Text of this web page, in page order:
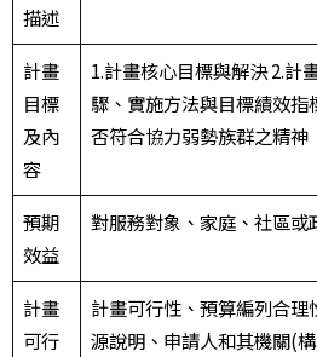
描述
計畫
目標
及內
容
1.計畫核心目標與解決 2.計
驟、實施方法與目標績效指
否符合協力弱勢族群之精神
預期
效益
對服務對象、家庭、社區或
計畫
可行
計畫可行性、預算編列合理
源說明、申請人和其機關(